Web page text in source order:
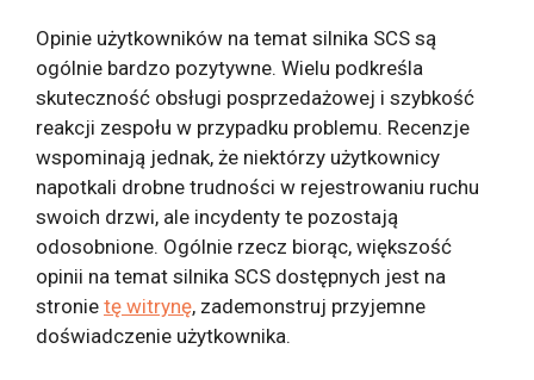
Opinie użytkowników na temat silnika SCS są
ogólnie bardzo pozytywne. Wielu podkreśla
skuteczność obsługi posprzedażowej i szybkość
reakcji zespołu w przypadku problemu. Recenzje
wspominają jednak, że niektórzy użytkownicy
napotkali drobne trudności w rejestrowaniu ruchu
swoich drzwi, ale incydenty te pozostają
odosobnione. Ogólnie rzecz biorąc, większość
opinii na temat silnika SCS dostępnych jest na
stronie tę witrynę, zademonstruj przyjemne
doświadczenie użytkownika.